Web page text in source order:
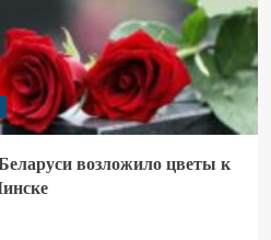
возложило цветы к